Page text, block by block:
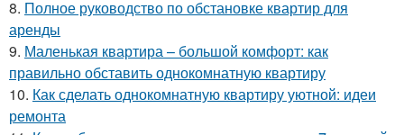
8. Полное руководство по обстановке квартир для
аренды
9. Маленькая квартира – большой комфорт: как
правильно обставить однокомнатную квартиру
10. Как сделать однокомнатную квартиру уютной: идеи
ремонта